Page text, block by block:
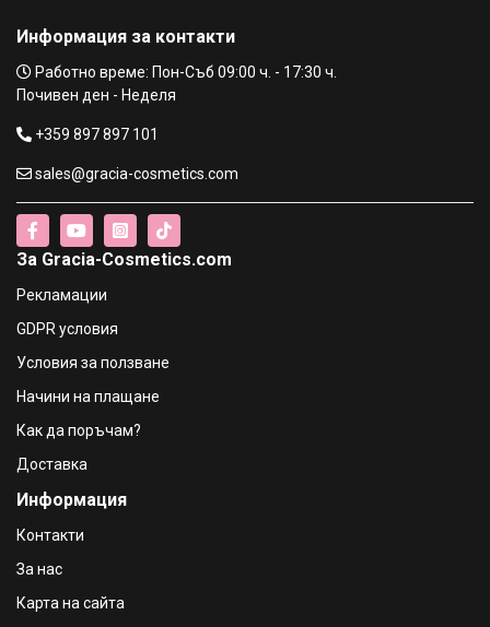
Dove Advanced Colour Дав Балсам за боядисана коса
с колаген , 250ml
Dove Advanced Volume Балсам за тънка коса без обем
€5.58 / 10.91 лв.
коса "Безупречна грижа" , 250ml
€5.58 / 10.91 лв.
€8.65 / 16.92 лв.
Кератин за слаба и боядисана коса , против косопад -
€8.65 / 16.92 лв.
Информация за контакти
Работно време: Пон-Съб 09:00 ч. - 17:30 ч.
Почивен ден - Неделя
+359 897 897 101
sales@gracia-cosmetics.com
За Gracia-Cosmetics.com
Рекламации
GDPR условия
Условия за ползване
Начини на плащане
Как да поръчам?
Доставка
Информация
Контакти
За нас
Карта на сайта